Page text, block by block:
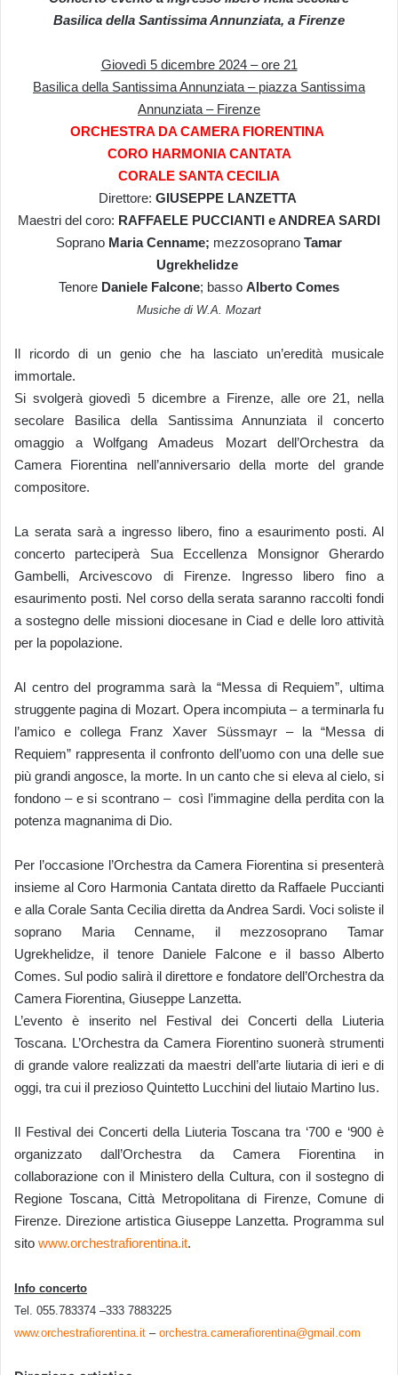
Basilica della Santissima Annunziata, a Firenze
Giovedì 5 dicembre 2024 – ore 21
Basilica della Santissima Annunziata – piazza Santissima
Annunziata – Firenze
ORCHESTRA DA CAMERA FIORENTINA
CORO HARMONIA CANTATA
CORALE SANTA CECILIA
Direttore: GIUSEPPE LANZETTA
Maestri del coro: RAFFAELE PUCCIANTI e ANDREA SARDI
Soprano Maria Cenname; mezzosoprano Tamar
Ugrekhelidze
Tenore Daniele Falcone; basso Alberto Comes
Musiche di W.A. Mozart
Il ricordo di un genio che ha lasciato un’eredità musicale
immortale.
Si svolgerà giovedì 5 dicembre a Firenze, alle ore 21, nella
secolare Basilica della Santissima Annunziata il concerto
omaggio a Wolfgang Amadeus Mozart dell’Orchestra da
Camera Fiorentina nell’anniversario della morte del grande
compositore.
La serata sarà a ingresso libero, fino a esaurimento posti. Al
concerto parteciperà Sua Eccellenza Monsignor Gherardo
Gambelli, Arcivescovo di Firenze. Ingresso libero fino a
esaurimento posti. Nel corso della serata saranno raccolti fondi
a sostegno delle missioni diocesane in Ciad e delle loro attività
per la popolazione.
Al centro del programma sarà la “Messa di Requiem”, ultima
struggente pagina di Mozart. Opera incompiuta – a terminarla fu
l’amico e collega Franz Xaver Süssmayr – la “Messa di
Requiem” rappresenta il confronto dell’uomo con una delle sue
più grandi angosce, la morte. In un canto che si eleva al cielo, si
fondono – e si scontrano – così l’immagine della perdita con la
potenza magnanima di Dio.
Per l’occasione l’Orchestra da Camera Fiorentina si presenterà
insieme al Coro Harmonia Cantata diretto da Raffaele Puccianti
e alla Corale Santa Cecilia diretta da Andrea Sardi. Voci soliste il
soprano Maria Cenname, il mezzosoprano Tamar
Ugrekhelidze, il tenore Daniele Falcone e il basso Alberto
Comes. Sul podio salirà il direttore e fondatore dell’Orchestra da
Camera Fiorentina, Giuseppe Lanzetta.
L’evento è inserito nel Festival dei Concerti della Liuteria
Toscana. L’Orchestra da Camera Fiorentino suonerà strumenti
di grande valore realizzati da maestri dell’arte liutaria di ieri e di
oggi, tra cui il prezioso Quintetto Lucchini del liutaio Martino Ius.
Il Festival dei Concerti della Liuteria Toscana tra ‘700 e ‘900 è
organizzato dall’Orchestra da Camera Fiorentina in
collaborazione con il Ministero della Cultura, con il sostegno di
Regione Toscana, Città Metropolitana di Firenze, Comune di
Firenze. Direzione artistica Giuseppe Lanzetta. Programma sul
sito www.orchestrafiorentina.it.
Info concerto
Tel. 055.783374 –333 7883225
www.orchestrafiorentina.it – orchestra.camerafiorentina@gmail.com